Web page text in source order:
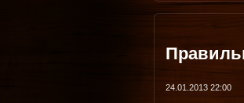
24.01.2013 22:00